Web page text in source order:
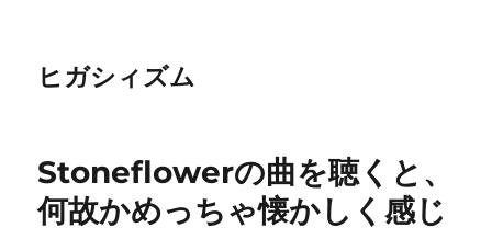
ヒガシィズム
Stoneflowerの曲を聴くと、
何故かめっちゃ懐かしく感じ